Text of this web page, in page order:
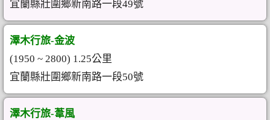
宜蘭縣壯圍鄉新南路一段49號
澤木行旅-金波
(1950 ~ 2800) 1.25公里
宜蘭縣壯圍鄉新南路一段50號
澤木行旅-葦風